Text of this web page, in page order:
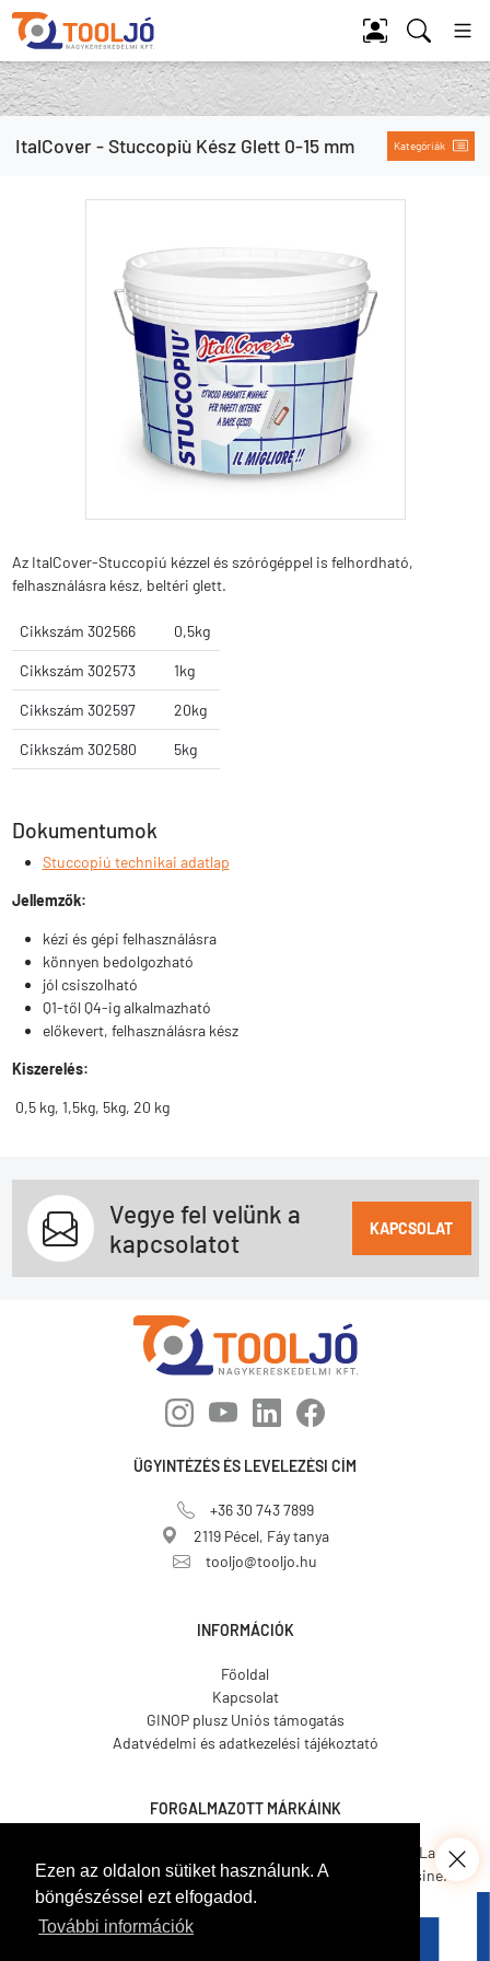
Ezen az oldalon sütiket használunk. A
böngészéssel ezt elfogadod.
További információk
Tool Jó
ItalCover - Stuccopiù Kész Glett 0-15 mm Kategóriák
Az ItalCover-Stuccopiú kézzel és szórógéppel is felhordható,
felhasználásra kész, beltéri glett.
Cikkszám 302566 0,5kg
Cikkszám 302573 1kg
Cikkszám 302597 20kg
Cikkszám 302580 5kg
Dokumentumok
Stuccopiú technikai adatlap
Jellemzők:
kézi és gépi felhasználásra
könnyen bedolgozható
jól csiszolható
Q1-től Q4-ig alkalmazható
előkevert, felhasználásra kész
Kiszerelés:
0,5 kg, 1,5kg, 5kg, 20 kg
Vegye fel velünk a
kapcsolatot
KAPCSOLAT
ÜGYINTÉZÉS ÉS LEVELEZÉSI CÍM
+36 30 743 7899
2119 Pécel, Fáy tanya
tooljo@tooljo.hu
INFORMÁCIÓK
Főoldal
Kapcsolat
GINOP plusz Uniós támogatás
Adatvédelmi és adatkezelési tájékoztató
FORGALMAZOTT MÁRKÁINK
Coverit.
Tecnover.
Gamma Pennelli.
Hemmax.
Walled.
CosmosLac.
Pava Resine.